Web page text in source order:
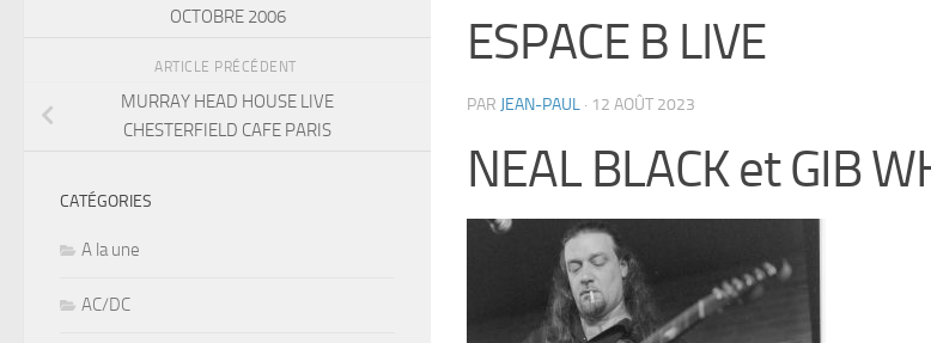
ESPACE B LIVE
PAR JEAN-PAUL · 12 AOÛT 2023
NEAL BLACK et GIB
OCTOBRE 2006
ARTICLE PRÉCÉDENT
MURRAY HEAD HOUSE LIVE
CHESTERFIELD CAFE PARIS
CATÉGORIES
A la une
AC/DC